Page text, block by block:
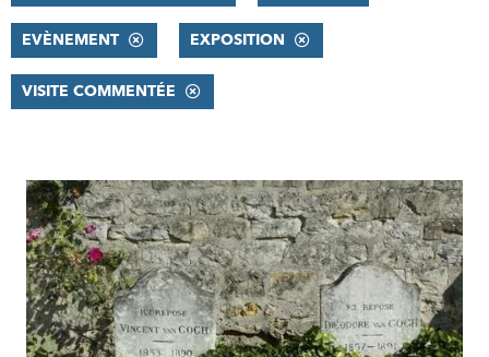
EVÈNEMENT EXPOSITION
VISITE COMMENTÉE
RÉSULTATS